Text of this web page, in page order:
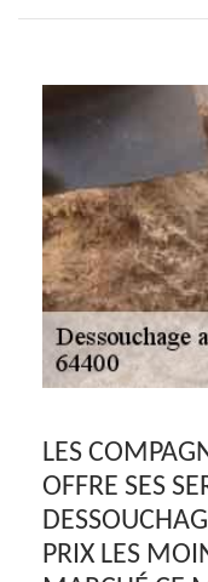
LES
OFFRE SES
PRIX LES